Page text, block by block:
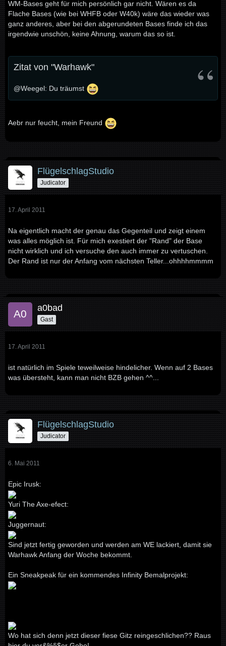
WM-Bases geht für mich persönlich gar nicht. Wären es da
Flache Bases (wie bei WHFB oder W40k) wäre das wieder was
ganz anderes, aber bei den abgerundeten Bases finde ich das
irgendwie unschön, keine Ahnung, warum das so ist.
Zitat von "Warhawk"
@Weegel: Du träumst
Aebr nur feucht, mein Freund
FlügelschlagStudio
Judicator
17. April 2011
Na eigentlich macht der genau das Gegenteil und zeigt einem
was alles möglich ist. Für mich exestiert der "Rand" der Base
nicht wirklich und ich versuche den auch immer zu vertuschen.
Der Rand ist nur der Anfang vom nächsten Teller...ohhhhmmmm
a0bad
Gast
17. April 2011
ist natürlich im Spiele teweilweise hindelicher. Wenn auf 2 Bases
was übersteht, kann man nicht BZB gehen ^^...
FlügelschlagStudio
Judicator
6. Mai 2011
Epic Irusk:
Yuri The Axe-efect:
Juggernaut:
Sind jetzt fertig geworden und werden am WE lackiert, damit sie
Warhawk Anfang der Woche bekommt.
Ein Sneakpeak für ein kommendes Infinity Bemalprojekt:
Wo hat sich denn jetzt dieser fiese Gitz reingeschlichen?? Raus